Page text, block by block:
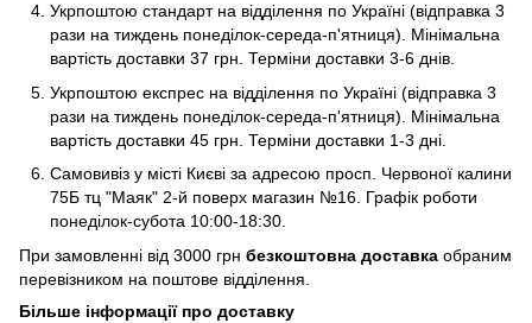
Укрпоштою стандарт на відділення по Україні (відправка 3
рази на тиждень понеділок-середа-п'ятниця). Мінімальна
вартість доставки 37 грн. Терміни доставки 3-6 днів.
Укрпоштою експрес на відділення по Україні (відправка 3
рази на тиждень понеділок-середа-п'ятниця). Мінімальна
вартість доставки 45 грн. Терміни доставки 1-3 дні.
Самовивіз у місті Києві за адресою просп. Червоної калини
75Б тц "Маяк" 2-й поверх магазин №16. Графік роботи
понеділок-субота 10:00-18:30.
При замовленні від 3000 грн безкоштовна доставка обраним
перевізником на поштове відділення.
Більше інформації про доставку